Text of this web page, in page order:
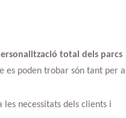
total dels parcs
es poden trobar són tant per a
necessitats dels clients i